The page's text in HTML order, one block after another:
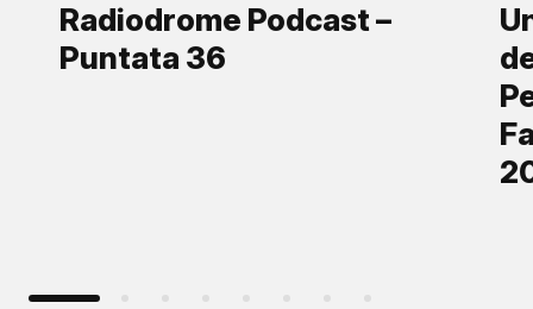
Radiodrome Podcast –
Puntata 36